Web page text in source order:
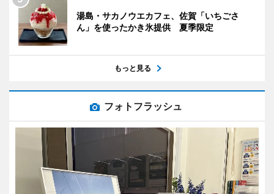
湯島・サカノウエカフェ、佐賀「いちごさ
ん」を使ったかき氷提供 夏季限定
もっと見る
フォトフラッシュ